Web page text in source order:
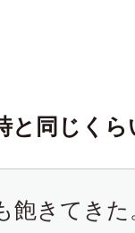
と同じく
飽きてき